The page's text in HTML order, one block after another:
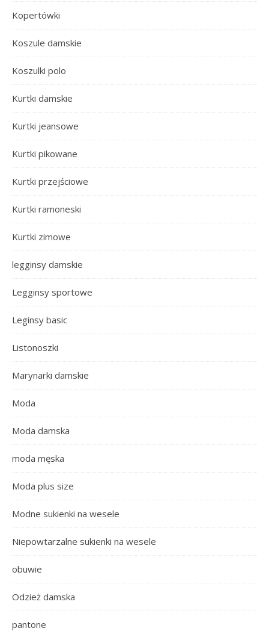
Kopertówki
Koszule damskie
Koszulki polo
Kurtki damskie
Kurtki jeansowe
Kurtki pikowane
Kurtki przejściowe
Kurtki ramoneski
Kurtki zimowe
legginsy damskie
Legginsy sportowe
Leginsy basic
Listonoszki
Marynarki damskie
Moda
Moda damska
moda męska
Moda plus size
Modne sukienki na wesele
Niepowtarzalne sukienki na wesele
obuwie
Odzież damska
pantone